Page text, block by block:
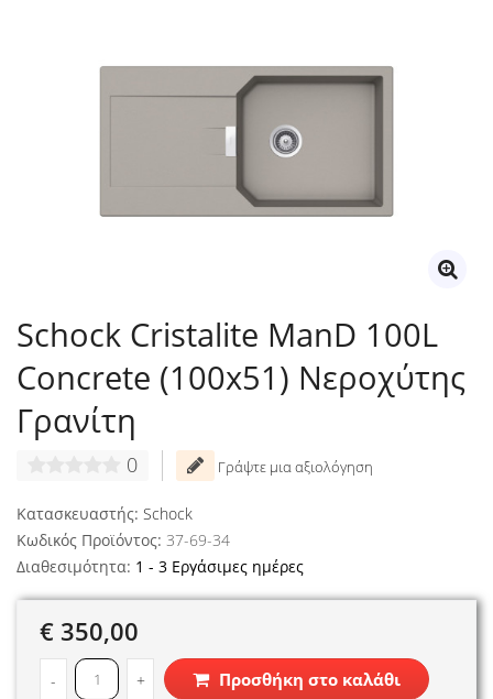
Schock Cristalite ManD 100L
Concrete (100x51) Νεροχύτης
Γρανίτη
0 Γράψτε μια αξιολόγηση
Κατασκευαστής: Schock
Κωδικός Προϊόντος: 37-69-34
Διαθεσιμότητα: 1 - 3 Εργάσιμες ημέρες
€ 350,00
- + Προσθήκη στο καλάθι